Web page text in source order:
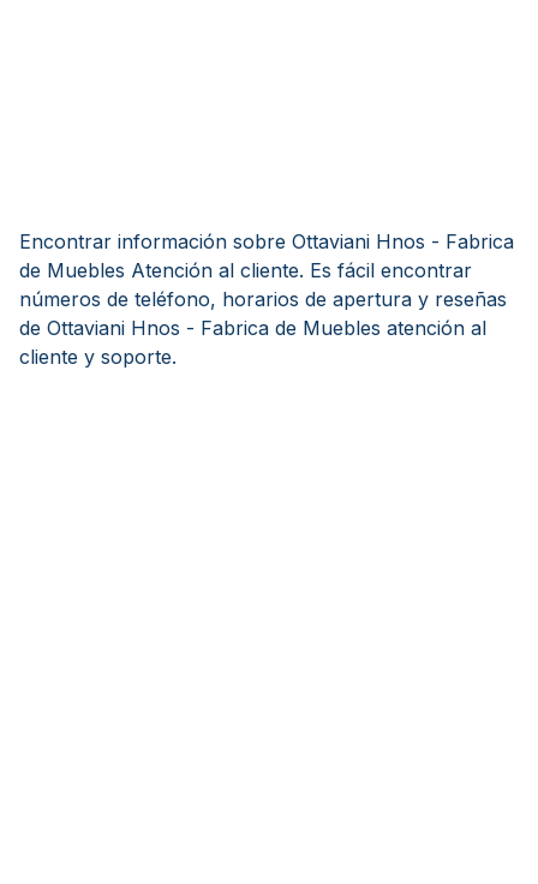
Encontrar información sobre Ottaviani Hnos - Fabrica
de Muebles Atención al cliente. Es fácil encontrar
números de teléfono, horarios de apertura y reseñas
de Ottaviani Hnos - Fabrica de Muebles atención al
cliente y soporte.